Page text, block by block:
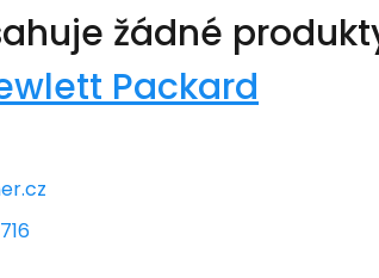
žádné
Packard